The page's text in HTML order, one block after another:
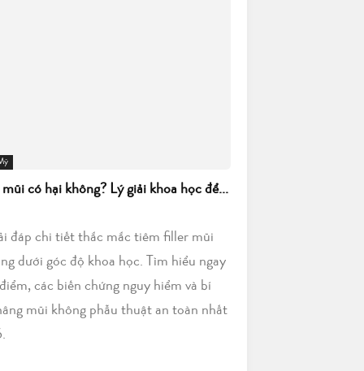
có hại không? Lý giải khoa học để...
đáp chi tiết thắc mắc tiêm filler mũi
dưới góc độ khoa học. Tìm hiểu ngay
các biến chứng nguy hiểm và bí
mũi không phẫu thuật an toàn nhất